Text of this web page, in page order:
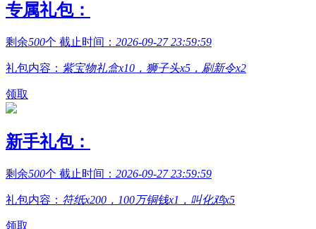
专属礼包：
剩余500个 截止时间： 2026-09-27 23:59:59
礼包内容： 紫宝物礼盒x10，狮子头x5，刷新令x2
领取
新手礼包：
剩余500个 截止时间： 2026-09-27 23:59:59
礼包内容： 符纸x200，100万铜钱x1，叫化鸡x5
领取